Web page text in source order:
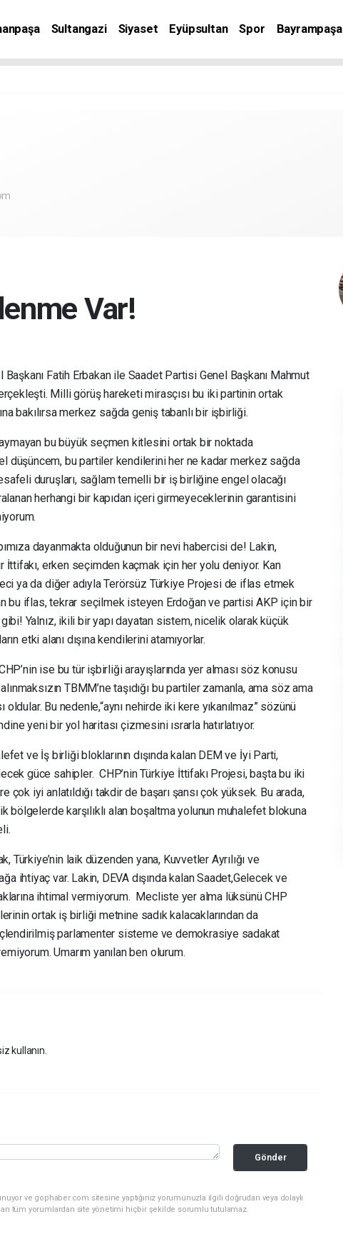
Sultangazi Siyaset Eyüpsultan Spor Bayrampaşa
Var!
Fatih Erbakan ile Saadet Partisi Genel Başkanı Mahmut
Milli görüş hareketi mirasçısı bu iki partinin ortak
bakılırsa merkez sağda geniş tabanlı bir işbirliği.
bu büyük seçmen kitlesini ortak bir noktada
düşüncem, bu partiler kendilerini her ne kadar merkez sağda
duruşları, sağlam temelli bir iş birliğine engel olacağı
herhangi bir kapıdan içeri girmeyeceklerinin garantisini
dayanmakta olduğunun bir nevi habercisi de! Lakin,
İttifakı, erken seçimden kaçmak için her yolu deniyor. Kan
ya da diğer adıyla Terörsüz Türkiye Projesi de iflas etmek
bu iflas, tekrar seçilmek isteyen Erdoğan ve partisi AKP için bir
Yalnız, ikili bir yapı dayatan sistem, nicelik olarak küçük
etki alanı dışına kendilerini atamıyorlar.
ise bu tür işbirliği arayışlarında yer alması söz konusu
TBMM’ne taşıdığı bu partiler zamanla, ama söz ama
Bu nedenle,“aynı nehirde iki kere yıkanılmaz” sözünü
yeni bir yol haritası çizmesini ısrarla hatırlatıyor.
ve İş birliği bloklarının dışında kalan DEM ve İyi Parti,
güce sahipler. CHP’nin Türkiye İttifakı Projesi, başta bu iki
iyi anlatıldığı takdir de başarı şansı çok yüksek. Bu arada,
bölgelerde karşılıklı alan boşaltma yolunun muhalefet blokuna
laik düzenden yana, Kuvvetler Ayrılığı ve
ihtiyaç var. Lakin, DEVA dışında kalan Saadet,Gelecek ve
ihtimal vermiyorum. Mecliste yer alma lüksünü CHP
ortak iş birliği metnine sadık kalacaklarından da
parlamenter sisteme ve demokrasiye sadakat
Umarım yanılan ben olurum.
kullanın.
Gönder
ve gophaber.com sitesine yaptığınız yorumunuzla ilgili doğrudan veya dolaylı
tüm yorumlardan site yönetimi hiçbir şekilde sorumlu tutulamaz.